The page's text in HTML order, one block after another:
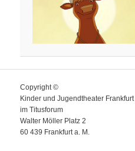
Copyright ©
Kinder und Jugendtheater Frankfurt
im Titusforum
Walter Möller Platz 2
60 439 Frankfurt a. M.